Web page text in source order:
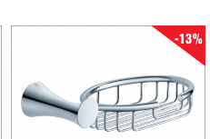
-13%